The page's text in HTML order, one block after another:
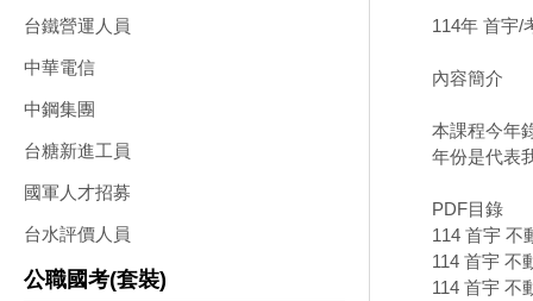
台鐵營運人員
中華電信
中鋼集團
台糖新進工員
國軍人才招募
台水評價人員
公職國考(套裝)
114年 首宇/
內容簡介
本課程今年
年份是代表
PDF目錄
114 首宇 不
114 首宇 不
114 首宇 不